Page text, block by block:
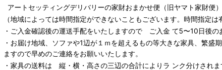
アートセッティングデリバリーの家財おまかせ便 （旧ヤマト家財便
（地域によっては時間指定ができないこともございます。時間指定
・ご入金確認後の運送手配をいたしますので ご入金 て5〜10日後の
・お届け地域、ソファや1辺が１ｍを超えるもの等大きな家具、繁
ますので早めのご連絡をお願いいたします。
・家具の送料は 縦・横・高さの三辺の合計によりラ ンク分けされま